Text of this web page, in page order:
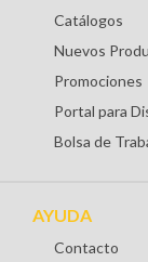
Catálogos
Nuevos
Promociones
Portal para
Bolsa de
AYUDA
Contacto